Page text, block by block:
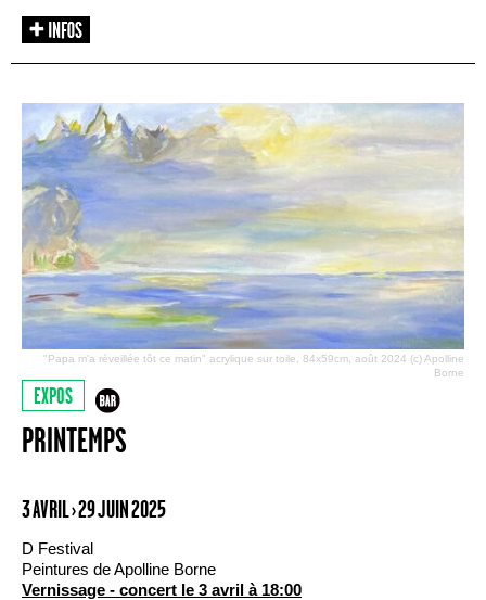
"Papa m'a réveillée tôt ce matin" acrylique sur toile, 84x59cm, août 2024 (c) Apolline
Borne
EXPOS
PRINTEMPS
3 AVRIL › 29 JUIN 2025
D Festival
Peintures de Apolline Borne
Vernissage - concert le 3 avril à 18:00